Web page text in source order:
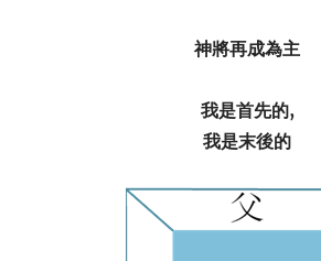
神將再成為主
我是首先的,
我是末後的